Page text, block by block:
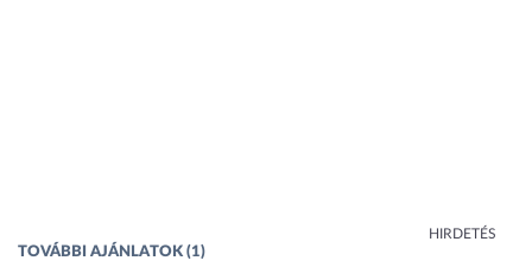
HIRDETÉS
TOVÁBBI AJÁNLATOK (1)